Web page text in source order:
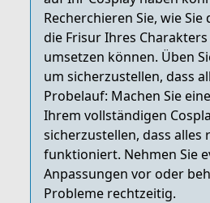
Recherchieren Sie, wie
die Frisur Ihres
umsetzen können. Üben
um sicherzustellen, dass
Probelauf: Machen Sie
Ihrem vollständigen
sicherzustellen, dass alles
funktioniert. Nehmen Sie
Anpassungen vor oder
Probleme rechtzeitig.